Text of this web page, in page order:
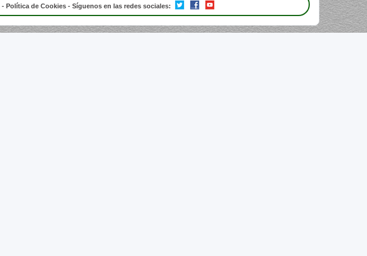
- Política de Cookies - Síguenos en las redes sociales: